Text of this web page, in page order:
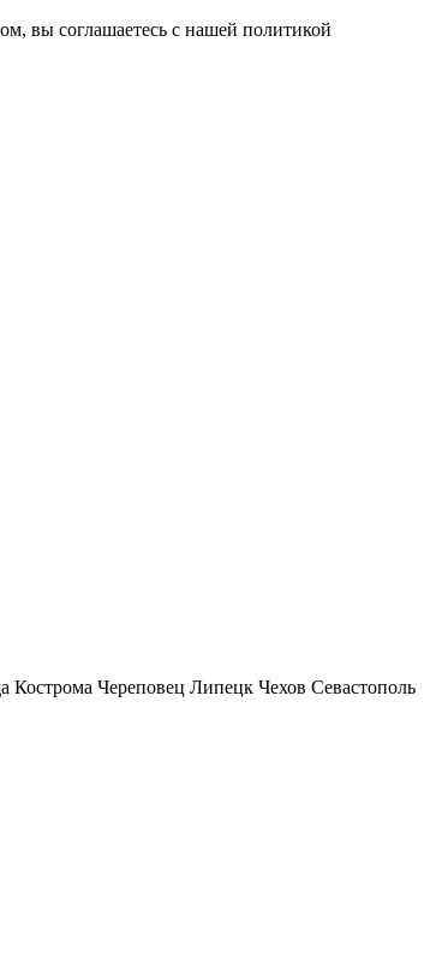
вы соглашаетесь с нашей политикой
Кострома Череповец Липецк Чехов Севастополь